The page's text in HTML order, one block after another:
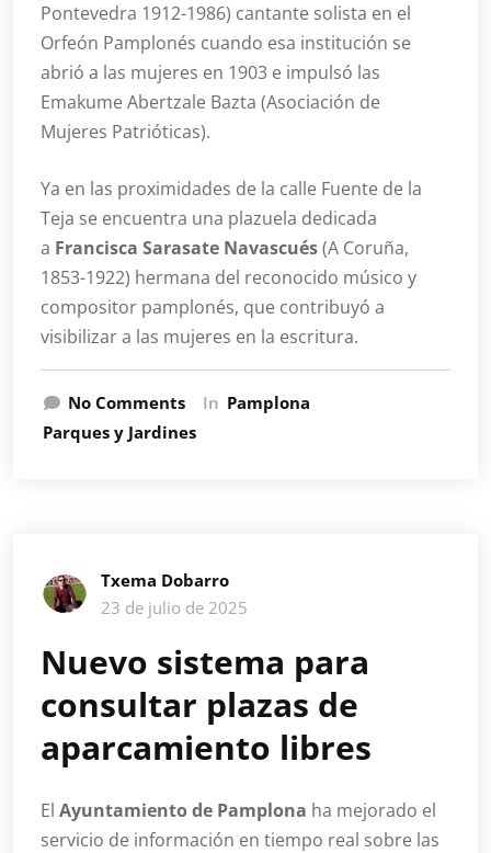
Pontevedra 1912-1986) cantante solista en el
Orfeón Pamplonés cuando esa institución se
abrió a las mujeres en 1903 e impulsó las
Emakume Abertzale Bazta (Asociación de
Mujeres Patrióticas).
Ya en las proximidades de la calle Fuente de la
Teja se encuentra una plazuela dedicada
a Francisca Sarasate Navascués(A Coruña,
1853-1922) hermana del reconocido músico y
compositor pamplonés, que contribuyó a
visibilizar a las mujeres en la escritura.
No Comments In Pamplona
Parques y Jardines
Txema Dobarro
23 de julio de 2025
Nuevo sistema para
consultar plazas de
aparcamiento libres
El Ayuntamiento de Pamplona ha mejorado el
servicio de información en tiempo real sobre las